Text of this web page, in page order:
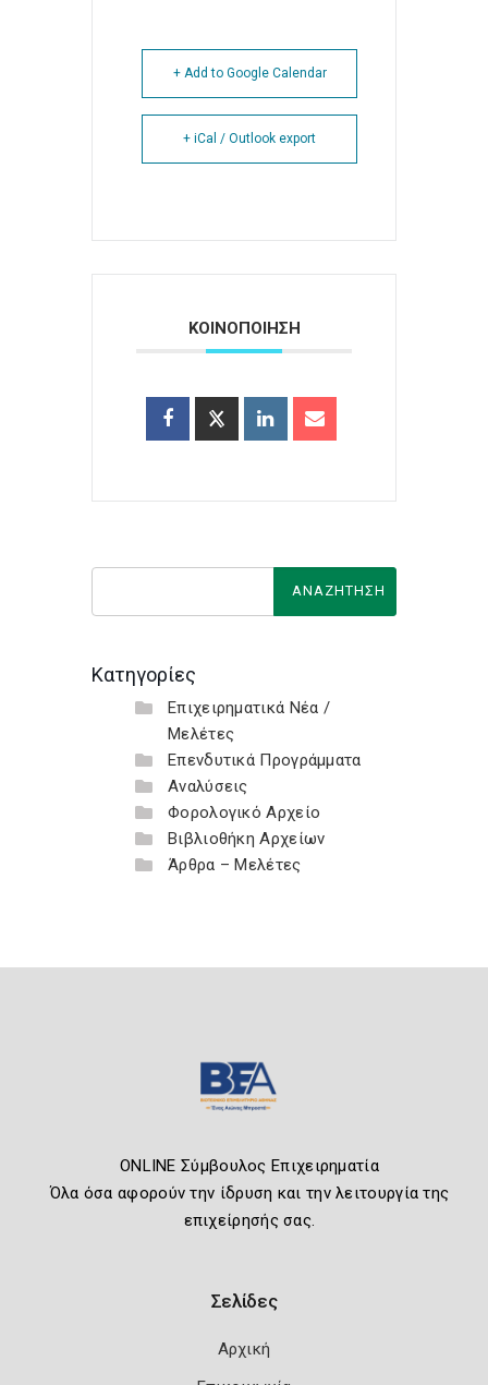
+ Add to Google Calendar
+ iCal / Outlook export
ΚΟΙΝΟΠΟΙΗΣΗ
Κατηγορίες
Επιχειρηματικά Νέα /
Μελέτες
Επενδυτικά Προγράμματα
Αναλύσεις
Φορολογικό Αρχείο
Βιβλιοθήκη Αρχείων
Άρθρα – Μελέτες
ONLINE Σύμβουλος Επιχειρηματία
Όλα όσα αφορούν την ίδρυση και την λειτουργία της
επιχείρησής σας.
Σελίδες
Αρχική